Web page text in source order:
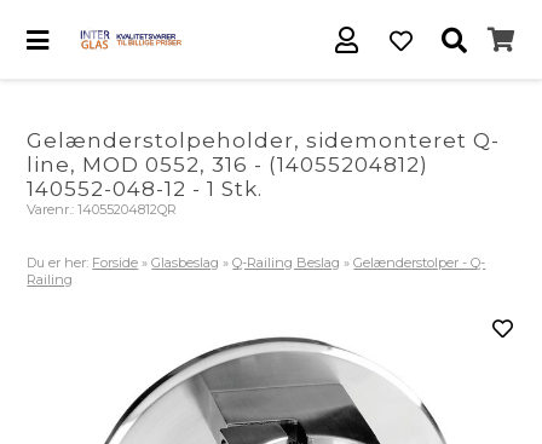
Gelænderstolpeholder, sidemonteret Q-
line, MOD 0552, 316 - (14055204812)
140552-048-12 - 1 Stk.
Varenr.:14055204812QR
Du er her: Forside »Glasbeslag »Q-Railing Beslag »Gelænderstolper - Q-
Railing